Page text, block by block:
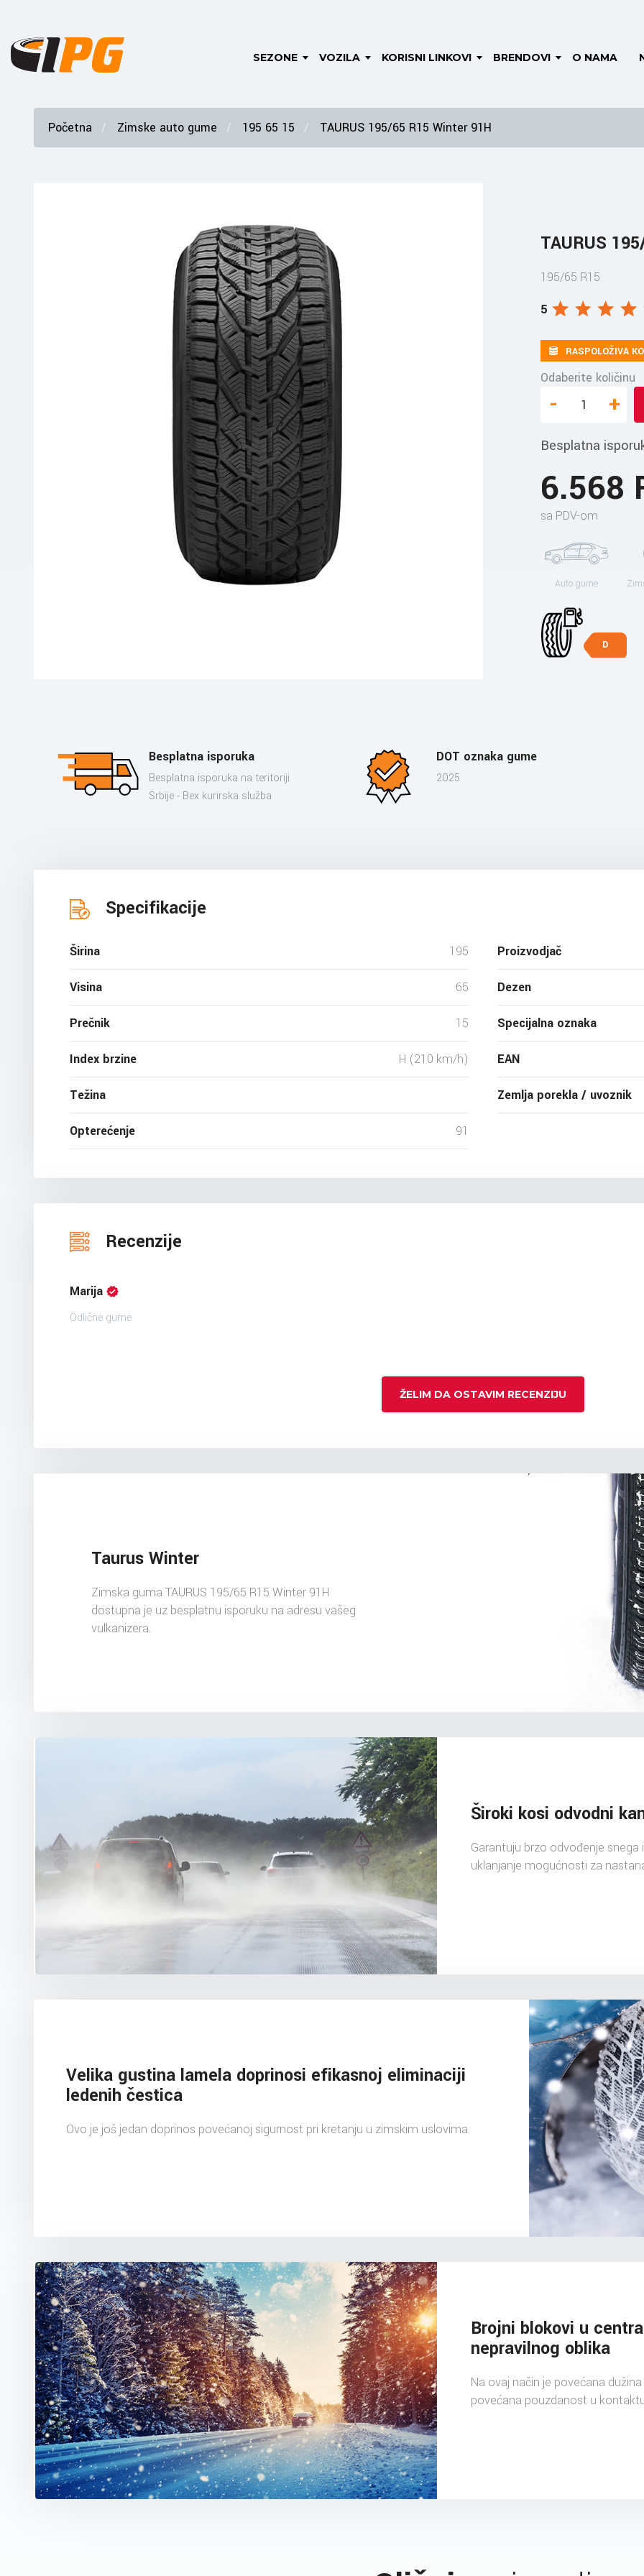
SEZONE VOZILA KORISNI LINKOVI BRENDOVI O NAMA
Početna Zimske auto gume 195 65 15 TAURUS 195/65 R15 Winter 91H
TAURUS
195/65 R15
5
RASPOLOŽIVA
Odaberite količinu
- +
Besplatna
6.568
sa PDV-om
Auto gume
D
Besplatna isporuka
Besplatna isporuka na teritoriji
Srbije - Bex kurirska služba
DOT oznaka gume
2025
Specifikacije
Širina 195
Visina 65
Prečnik 15
Index brzine H (210 km/h)
Težina
Opterećenje 91
Proizvodjač
Dezen
Specijalna oznaka
EAN
Zemlja porekla / uvoznik
Recenzije
Marija
Odlične gume
ŽELIM DA OSTAVIM RECENZIJU
Taurus Winter
Zimska guma TAURUS 195/65 R15 Winter 91H
dostupna je uz besplatnu isporuku na adresu vašeg
vulkanizera.
Široki kosi odvodni
Garantuju brzo odvođenje
uklanjanje mogućnosti za
Velika gustina lamela doprinosi efikasnoj eliminaciji
ledenih čestica
Ovo je još jedan doprinos povećanoj sigurnost pri kretanju u zimskim uslovima.
Brojni blokovi u
nepravilnog oblika
Na ovaj način je povećana
povećana pouzdanost u